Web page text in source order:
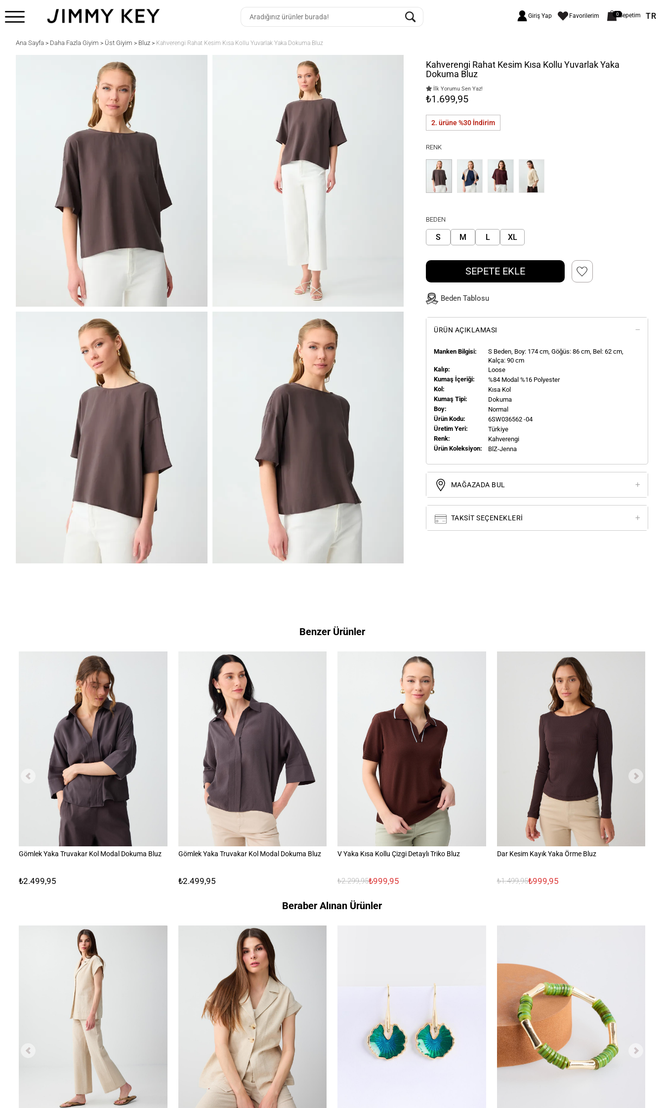
Giriş Yap Favorilerim 0Sepetim TR
Ana Sayfa > Daha Fazla Giyim > Üst Giyim > Bluz > Kahverengi Rahat Kesim Kısa Kollu Yuvarlak Yaka Dokuma Bluz
Kahverengi Rahat Kesim Kısa Kollu Yuvarlak Yaka
Dokuma Bluz
İlk Yorumu Sen Yaz!
₺1.699,95
2. ürüne %30 İndirim
RENK
BEDEN
S M L XL
SEPETE EKLE
Beden Tablosu
ÜRÜN AÇIKLAMASI
Manken Bilgisi: S Beden, Boy: 174 cm, Göğüs: 86 cm, Bel: 62 cm,
Kalça: 90 cm
Kalıp:
Loose
Kumaş İçeriği:
%84 Modal %16 Polyester
Kol:
Kısa Kol
Kumaş Tipi:
Dokuma
Boy:
Normal
Ürün Kodu:
6SW036562 -04
Üretim Yeri:
Türkiye
Renk:
Kahverengi
Ürün Koleksiyon:
BlZ-Jenna
MAĞAZADA BUL
TAKSIT SEÇENEKLERI
Benzer Ürünler
Gömlek Yaka Truvakar Kol Modal Dokuma Bluz
₺2.499,95
Gömlek Yaka Truvakar Kol Modal Dokuma Bluz
₺2.499,95
V Yaka Kısa Kollu Çizgi Detaylı Triko Bluz
₺2.299,95₺999,95
Dar Kesim Kayık Yaka Örme Bluz
₺1.499,95₺999,95
Beraber Alınan Ürünler